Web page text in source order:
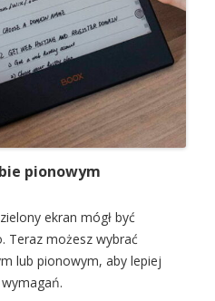
pionowym
ekran mógł być
Teraz możesz wybrać
lub pionowym, aby lepiej